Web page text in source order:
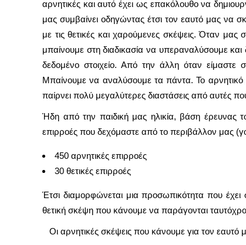
αρνητικές και αυτό έχει ως επακόλουθο να
μας συμβαίνει οδηγώντας έτσι τον εαυτό μας να
με τις θετικές και χαρούμενες σκέψεις. Όταν
μπαίνουμε στη διαδικασία να υπεραναλύσουμε
δεδομένο στοιχείο. Από την άλλη όταν είμαστε
Μπαίνουμε να αναλύσουμε τα πάντα. Το αρνητικό
παίρνει πολύ μεγαλύτερες διαστάσεις από αυτές
Ήδη από την παιδική μας ηλικία, βάση έρευνας
επιρροές που δεχόμαστε από το περιβάλλον μας
450 αρνητικές επιρροές
30 θετικές επιρροές
Έτσι διαμορφώνεται μια προσωπικότητα που
θετική σκέψη που κάνουμε να παράγονται
Οι αρνητικές σκέψεις που κάνουμε για τον εαυτό